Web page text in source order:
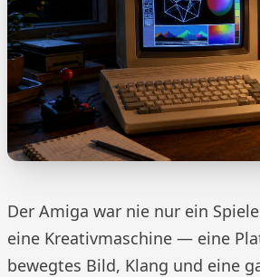
Der Amiga war nie nur ein
eine Kreativmaschine — eine
bewegtes Bild, Klang und eine